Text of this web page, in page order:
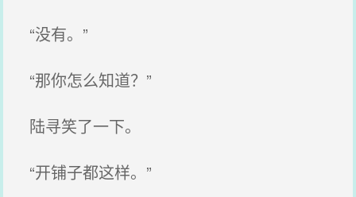
“没有。”
“那你怎么知道？”
陆寻笑了一下。
“开铺子都这样。”